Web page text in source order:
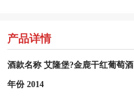
产品详情
酒款名称 艾隆堡?金鹿干红葡萄酒
年份 2014